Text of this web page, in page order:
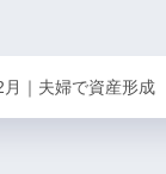
｜夫婦で資産形成